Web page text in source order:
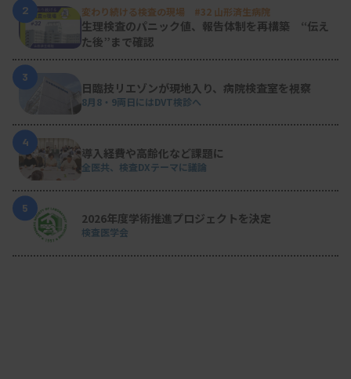
2 変わり続ける検査の現場 #32 山形済生病院
生理検査のパニック値、報告体制を再構築 “伝え
た後”まで確認
3
日臨技リエゾンが現地入り、病院検査室を視察
8月8・9両日にはDVT検診へ
4
導入経費や高齢化など課題に
全医共、検査DXテーマに議論
5
2026年度学術推進プロジェクトを決定
検査医学会